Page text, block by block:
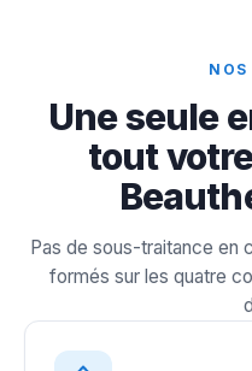
NOS
Une seule
tout
Pas de sous-traitance en
formés sur les quatre